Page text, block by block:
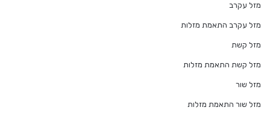
מזל עקרב
מזל עקרב התאמת מזלות
מזל קשת
מזל קשת התאמת מזלות
מזל שור
מזל שור התאמת מזלות